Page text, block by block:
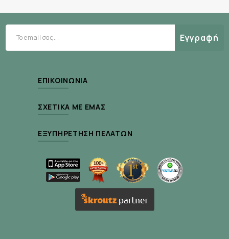
Εγγραφή
ΕΠΙΚΟΙΝΩΝΊΑ
ΣΧΕΤΙΚΆ ΜΕ ΕΜΆΣ
ΕΞΥΠΗΡΈΤΗΣΗ ΠΕΛΑΤΏΝ